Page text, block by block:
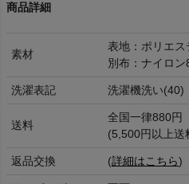
商品詳細
素材
表地：ポリエ
別布：ナイロ
洗濯表記 洗濯機洗い(40)
送料
全国一律880円
(5,500円以上送
返品交換 (詳細はこちら)